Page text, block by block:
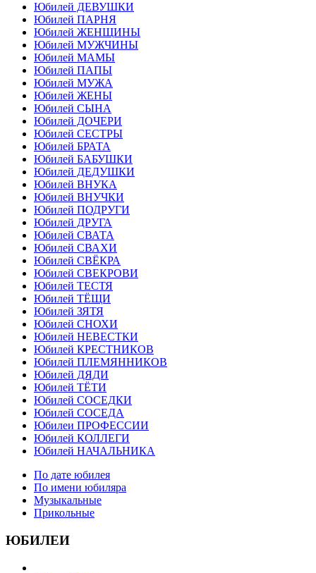
Юбилей ДЕВУШКИ
Юбилей ПАРНЯ
Юбилей ЖЕНЩИНЫ
Юбилей МУЖЧИНЫ
Юбилей МАМЫ
Юбилей ПАПЫ
Юбилей МУЖА
Юбилей ЖЕНЫ
Юбилей СЫНА
Юбилей ДОЧЕРИ
Юбилей СЕСТРЫ
Юбилей БРАТА
Юбилей БАБУШКИ
Юбилей ДЕДУШКИ
Юбилей ВНУКА
Юбилей ВНУЧКИ
Юбилей ПОДРУГИ
Юбилей ДРУГА
Юбилей СВАТА
Юбилей СВАХИ
Юбилей СВЁКРА
Юбилей СВЕКРОВИ
Юбилей ТЕСТЯ
Юбилей ТЁЩИ
Юбилей ЗЯТЯ
Юбилей СНОХИ
Юбилей НЕВЕСТКИ
Юбилей КРЕСТНИКОВ
Юбилей ПЛЕМЯННИКОВ
Юбилей ДЯДИ
Юбилей ТЁТИ
Юбилей СОСЕДКИ
Юбилей СОСЕДА
Юбилеи ПРОФЕССИИ
Юбилей КОЛЛЕГИ
Юбилей НАЧАЛЬНИКА
По дате юбилея
По имени юбиляра
Музыкальные
Прикольные
ЮБИЛЕИ